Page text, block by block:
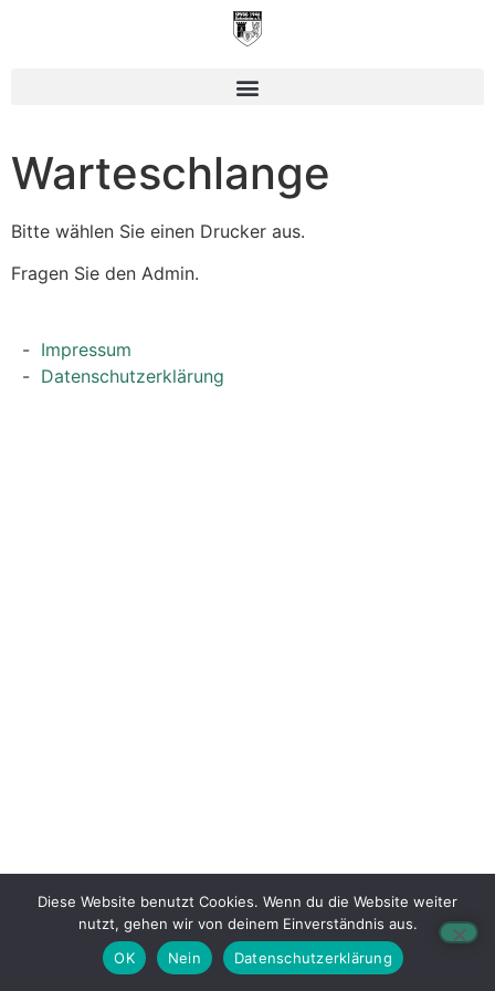
Warteschlange
Bitte wählen Sie einen Drucker aus.
Fragen Sie den Admin.
Impressum
Datenschutzerklärung
Diese Website benutzt Cookies. Wenn du die Website weiter
nutzt, gehen wir von deinem Einverständnis aus.
OK
Nein Datenschutzerklärung